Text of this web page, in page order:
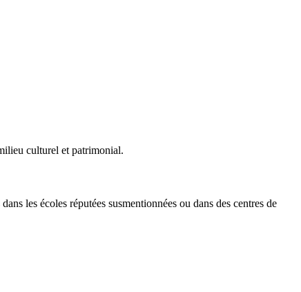
culturel et patrimonial.
les écoles réputées susmentionnées ou dans des centres de